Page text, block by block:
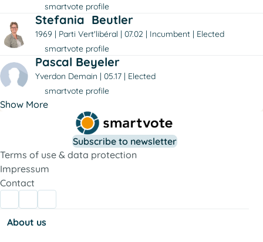
smartvote profile
Stefania Beutler
1969 Parti Vert'libéral 07.02 Incumbent
Elected
smartvote profile
Pascal Beyeler
Yverdon Demain 05.17
Elected
smartvote profile
Show More
Subscribe to newsletter
Terms of use & data protection
Impressum
Contact
About us